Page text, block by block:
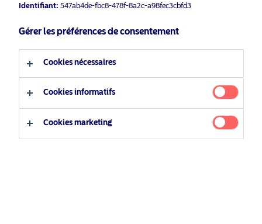
Langue
Français
Investisseur privé
Identifiant: 547ab4de-fbc8-478f-8a2c-a98fec3cbfd3
Gérer les préférences de consentement
Cookies nécessaires
Cookies informatifs
Cookies marketing